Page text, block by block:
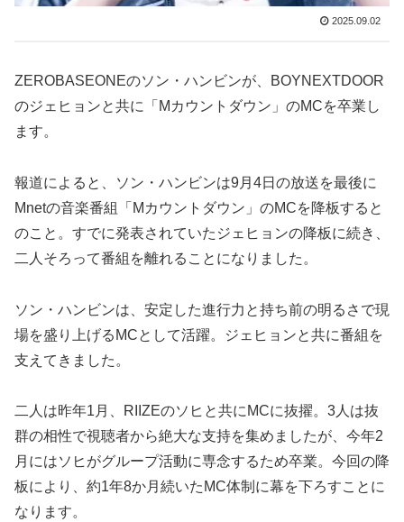
2025.09.02
ZEROBASEONEのソン・ハンビンが、BOYNEXTDOOR
のジェヒョンと共に「Mカウントダウン」のMCを卒業し
ます。
報道によると、ソン・ハンビンは9月4日の放送を最後に
Mnetの音楽番組「Mカウントダウン」のMCを降板すると
のこと。すでに発表されていたジェヒョンの降板に続き、
二人そろって番組を離れることになりました。
ソン・ハンビンは、安定した進行力と持ち前の明るさで現
場を盛り上げるMCとして活躍。ジェヒョンと共に番組を
支えてきました。
二人は昨年1月、RIIZEのソヒと共にMCに抜擢。3人は抜
群の相性で視聴者から絶大な支持を集めましたが、今年2
月にはソヒがグループ活動に専念するため卒業。今回の降
板により、約1年8か月続いたMC体制に幕を下ろすことに
なります。